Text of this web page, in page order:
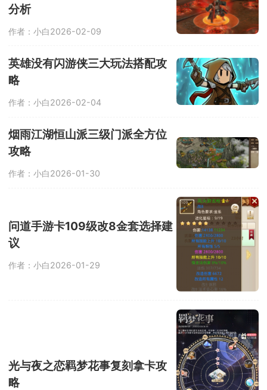
分析
作者：小白2026-02-09
英雄没有闪游侠三大玩法搭配攻
略
作者：小白2026-02-04
烟雨江湖恒山派三级门派全方位
攻略
作者：小白2026-01-30
问道手游卡109级改8金套选择建
议
作者：小白2026-01-29
光与夜之恋羁梦花事复刻拿卡攻
略